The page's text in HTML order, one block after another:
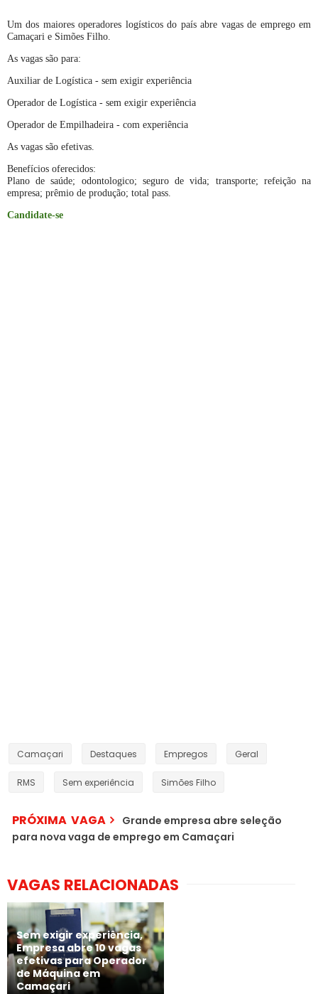
Um dos maiores operadores logísticos do país abre vagas de emprego em
Camaçari e Simões Filho.
As vagas são para:
Auxiliar de Logística - sem exigir experiência
Operador de Logística - sem exigir experiência
Operador de Empilhadeira - com experiência
As vagas são efetivas.
Benefícios oferecidos:
Plano de saúde; odontologico; seguro de vida; transporte; refeição na
empresa; prêmio de produção; total pass.
Candidate-se
Camaçari Destaques Empregos Geral
RMS Sem experiência Simões Filho
PRÓXIMA VAGA
Grande empresa abre seleção
para nova vaga de emprego em Camaçari
VAGAS RELACIONADAS
Sem exigir experiência,
Empresa abre 10 vagas
efetivas para Operador
de Máquina em
Camaçari